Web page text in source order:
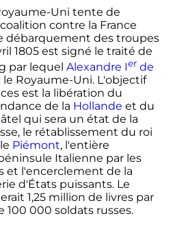
Uni tente de
contre la France
débarquement des troupes
1805est signé le traité de
par lequel Alexandre Ierde
le Royaume-Uni. L'objectif
est la libération du
de la Hollande et du
qui sera un état de la
le rétablissement du roi
Piémont, l'entière
Italienne par les
et l'encerclement de la
d'États puissants. Le
1,25 million de livres par
100 000 soldats russes.